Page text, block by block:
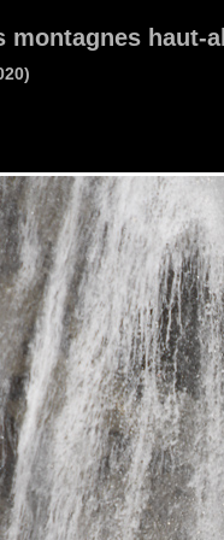
montagnes haut-